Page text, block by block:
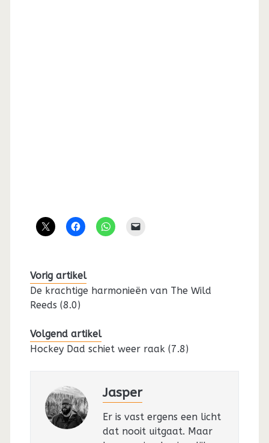
Vorig artikel
De krachtige harmonieën van The Wild
Reeds (8.0)
Volgend artikel
Hockey Dad schiet weer raak (7.8)
Jasper
Er is vast ergens een licht
dat nooit uitgaat. Maar